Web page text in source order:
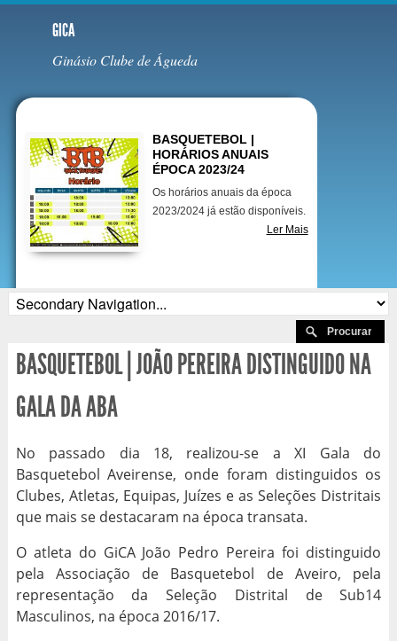
GICA
Ginásio Clube de Águeda
BASQUETEBOL |
HORÁRIOS ANUAIS
ÉPOCA 2023/24
Os horários anuais da época
2023/2024 já estão disponíveis.
Ler Mais
BASQUETEBOL | JOÃO PEREIRA DISTINGUIDO NA
GALA DA ABA
No passado dia 18, realizou-se a XI Gala do
Basquetebol Aveirense, onde foram distinguidos os
Clubes, Atletas, Equipas, Juízes e as Seleções Distritais
que mais se destacaram na época transata.
O atleta do GiCA João Pedro Pereira foi distinguido
pela Associação de Basquetebol de Aveiro, pela
representação da Seleção Distrital de Sub14
Masculinos, na época 2016/17.